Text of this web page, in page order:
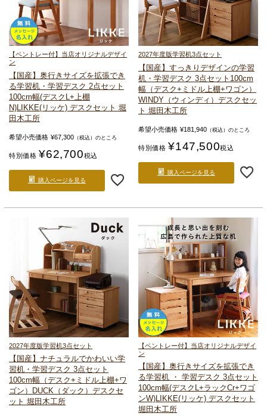
【ペントレー付】当店オリジナルデザイ
ン
【国産】奥行きサイズを拡張でき
る学習机・学習デスク 2点セット
100cm幅(デスクL+上棚
N)LIKKE(リッケ) デスクセット 堀
田木工所
希望小売価格 ¥67,300 （税込）のところ
特別価格 ¥62,700税込
購入ページを見る
2027年度版学習机3点セット
【国産】すっきりデザインの学習
机・学習デスク 3点セット 100cm
幅（デスク+ミドル上棚+ワゴン）
WINDY（ウィンディ）デスクセッ
ト 堀田木工所
希望小売価格 ¥181,940 （税込）のところ
特別価格 ¥147,500税込
購入ページを見る
2027年度版学習机3点セット
【国産】ナチュラルでかわいい学
習机・学習デスク 3点セット
100cm幅（デスク+ミドル上棚+ワ
ゴン）
DUCK（ダック）デスクセ
ット 堀田木工所
【ペントレー付】当店オリジナルデザイ
ン
【国産】奥行きサイズを拡張でき
る学習机 ・ 学習デスク 3点セット
100cm幅(デスクL+ラックCr+ワゴ
ンW)LIKKE(リッケ) デスクセット
堀田木工所